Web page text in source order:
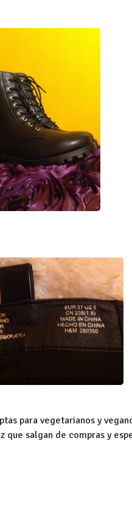
para vegetarianos y
salgan de compras y